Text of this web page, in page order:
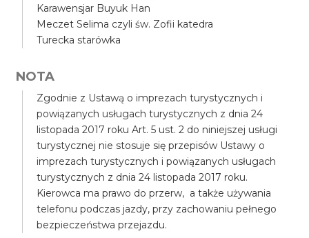
Karawensjar Buyuk Han
Meczet Selima czyli św. Zofii katedra
Turecka starówka
NOTA
Zgodnie z Ustawą o imprezach turystycznych i
powiązanych usługach turystycznych z dnia 24
listopada 2017 roku Art. 5 ust. 2 do niniejszej usługi
turystycznej nie stosuje się przepisów Ustawy o
imprezach turystycznych i powiązanych usługach
turystycznych z dnia 24 listopada 2017 roku.
Kierowca ma prawo do przerw, a także używania
telefonu podczas jazdy, przy zachowaniu pełnego
bezpieczeństwa przejazdu.